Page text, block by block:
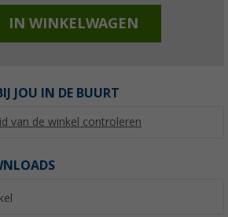
IN WINKELWAGEN
JOU IN DE BUURT
van de winkel controleren